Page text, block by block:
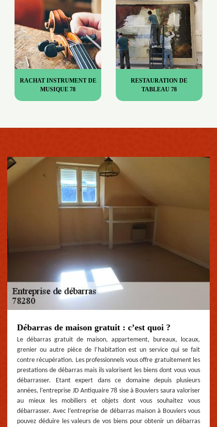
RACHAT INSTRUMENT DE
MUSIQUE 78
RESTAURATION DE
TABLEAU 78
Débarras de maison gratuit : c’est quoi ?
Le débarras gratuit de maison, appartement, bureaux, locaux,
grenier ou autre pièce de l’habitation est un service qui se fait
contre récupération. Les professionnels vous offre gratuitement les
prestations de débarras mais ils valorisent les biens dont vous vous
débarrasser. Etant expert dans ce domaine depuis plusieurs
années, l’entreprise JD Antiquaire 78 sise à Bouviers saura valoriser
au mieux les mobiliers et objets dont vous souhaitez vous
débarrasser. Avec l’entreprise de débarras maison à Bouviers vous
pouvez déduire les valeurs de vos biens pour obtenir un débarras